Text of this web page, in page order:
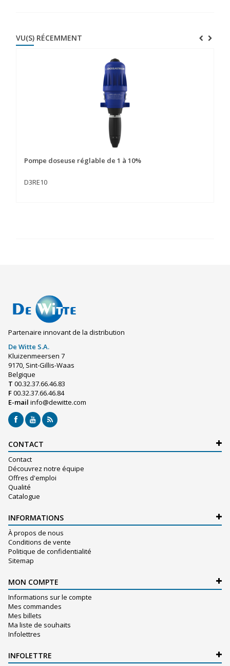
VU(S) RÉCEMMENT
Pompe doseuse réglable de 1 à 10%
D3RE10
Partenaire innovant de la distribution
De Witte S.A.
Kluizenmeersen 7
9170, Sint-Gillis-Waas
Belgique
T 00.32.37.66.46.83
F00.32.37.66.46.84
E-mail info@dewitte.com
CONTACT
Contact
Découvrez notre équipe
Offres d'emploi
Qualité
Catalogue
INFORMATIONS
À propos de nous
Conditions de vente
Politique de confidentialité
Sitemap
MON COMPTE
Informations sur le compte
Mes commandes
Mes billets
Ma liste de souhaits
Infolettres
INFOLETTRE